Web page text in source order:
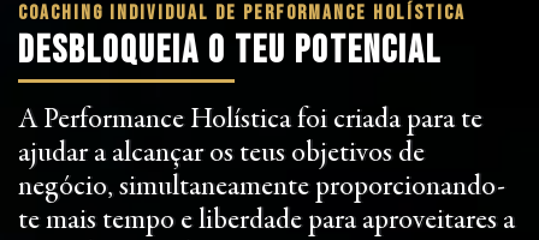
Coaching Individual de Performance Holística
Desbloqueia o teu potencial
A Performance Holística foi criada para te
ajudar a alcançar os teus objetivos de
negócio, simultaneamente proporcionando-
te mais tempo e liberdade para aproveitares a